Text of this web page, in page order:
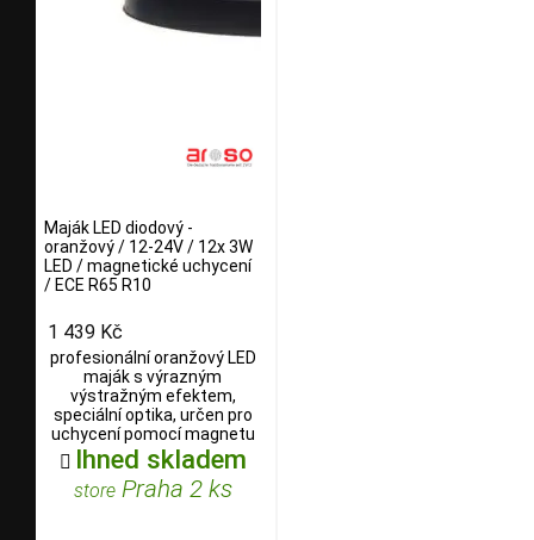
Maják LED diodový -
oranžový / 12-24V / 12x 3W
LED / magnetické uchycení
/ ECE R65 R10
1 439 Kč
profesionální oranžový LED
maják s výrazným
výstražným efektem,
speciální optika, určen pro
uchycení pomocí magnetu
 Ihned skladem
storePraha 2 ks